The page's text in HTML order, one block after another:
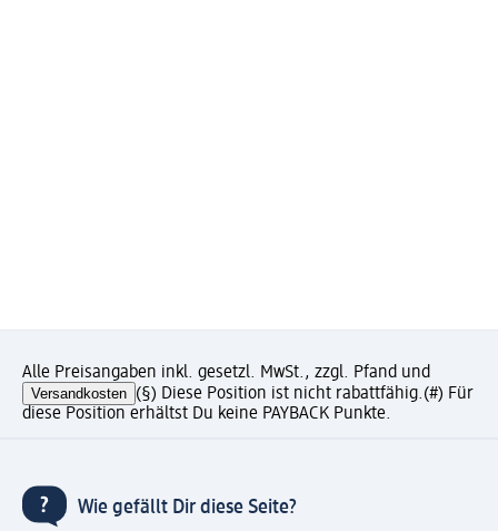
Alle Preisangaben inkl. gesetzl. MwSt., zzgl. Pfand und
Versandkosten (§) Diese Position ist nicht rabattfähig.(#) Für
diese Position erhältst Du keine PAYBACK Punkte.
Wie gefällt Dir diese Seite?